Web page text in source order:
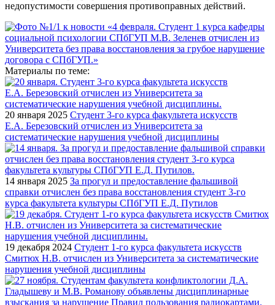
недопустимости совершения противоправных действий.
Материалы по теме:
20 января 2025 Студент 3-го курса факультета искусств
Е.А. Березовский отчислен из Университета за
систематические нарушения учебной дисциплины
14 января 2025 За прогул и предоставление фальшивой
справки отчислен без права восстановления студент 3-го
курса факультета культуры СПбГУП Е.Д. Путилов
19 декабря 2024 Студент 1-го курса факультета искусств
Смитюх Н.В. отчислен из Университета за систематические
нарушения учебной дисциплины